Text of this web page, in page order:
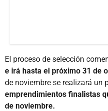
El proceso de selección
e irá hasta el próximo 31 de
de noviembre se realizará un
emprendimientos finalistas
de noviembre.